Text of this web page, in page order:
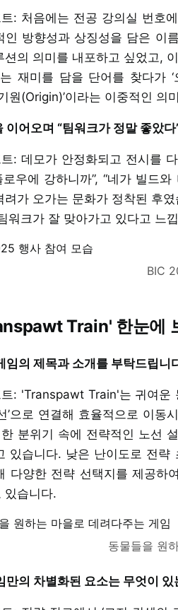
: 처음에는 전공 강의실 번호
인 방향성과 상징성을 담은 이
션의 의미를 내포하고 싶었고,
재미를 담을 단어를 찾다가 ‘
기원(Origin)’이라는 이중적인
이어오며 “팀워크가 정말 좋았
트: 데모가 안정화되고 전시를
우에 강하니까”, “네가 빌드
려가 오가는 문화가 정착된 후
워크가 잘 맞아가고 있다고 느
BIC
Train' 한눈에
임의 제목과 소개를 부탁드립니
트: 'Transpawt Train'는 귀여운
’으로 연결해 효율적으로 이
분위기 속에 전략적인 노선
있습니다. 낮은 난이도로 전
다양한 전략 선택지를 제공하
있습니다.
동물들을 원
만의 차별화된 요소는 무엇이